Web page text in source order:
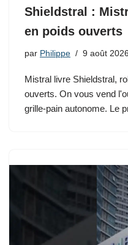
Shieldstral :
en poids ouverts
par Philippe 9 août 2026
Mistral livre Shieldstral,
ouverts. On vous vend
grille-pain autonome. Le